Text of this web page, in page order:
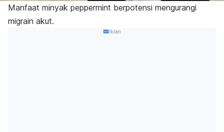
Manfaat minyak peppermint berpotensi mengurangi
migrain akut.
Iklan